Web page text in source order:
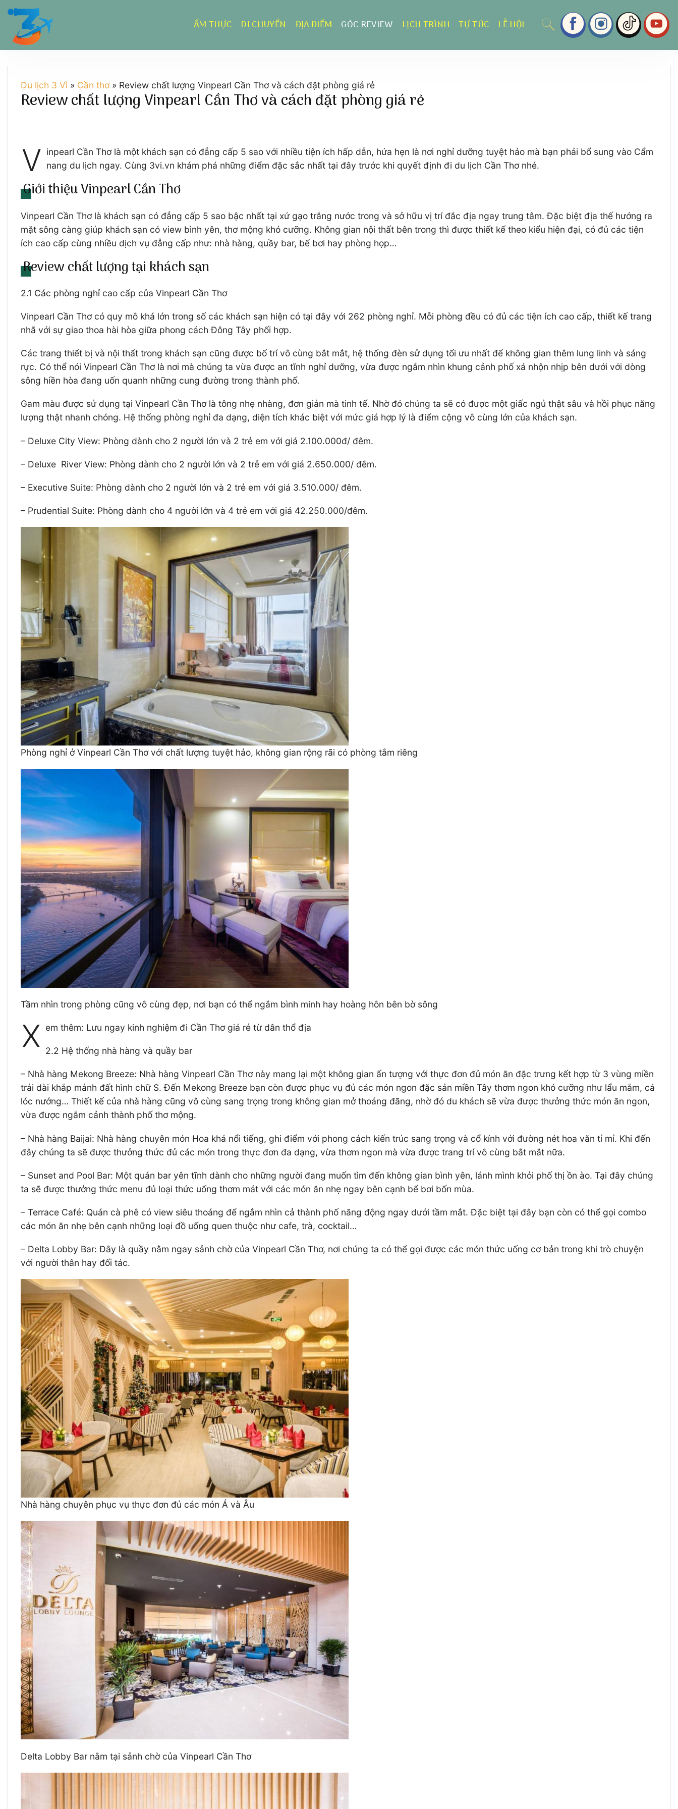
Chuyển
dung
ẨM THỰC DI CHUYỂN ĐỊA ĐIỂM GÓC REVIEW LỊCH TRÌNH TỰ TÚC LỄ HỘI
Du lịch 3 Vì » Cần thơ» Review chất lượng Vinpearl Cần Thơ và cách đặt phòng giá rẻ
Review chất lượng Vinpearl Cần Thơ và cách đặt phòng giá rẻ
V inpearl Cần Thơ là một khách sạn có đẳng cấp 5 sao với nhiều tiện ích hấp dẫn, hứa hẹn là nơi nghỉ dưỡng tuyệt hảo mà bạn phải bổ sung vào Cẩm
nang du lịch ngay. Cùng 3vi.vn khám phá những điểm đặc sắc nhất tại đây trước khi quyết định đi du lịch Cần Thơ nhé.
Giới thiệu Vinpearl Cần Thơ
Vinpearl Cần Thơ là khách sạn có đẳng cấp 5 sao bậc nhất tại xứ gạo trắng nước trong và sở hữu vị trí đắc địa ngay trung tâm. Đặc biệt địa thế hướng ra
mặt sông càng giúp khách sạn có view bình yên, thơ mộng khó cưỡng. Không gian nội thất bên trong thì được thiết kế theo kiểu hiện đại, có đủ các tiện
ích cao cấp cùng nhiều dịch vụ đẳng cấp như: nhà hàng, quầy bar, bể bơi hay phòng họp…
Review chất lượng tại khách sạn
2.1 Các phòng nghỉ cao cấp của Vinpearl Cần Thơ
Vinpearl Cần Thơ có quy mô khá lớn trong số các khách sạn hiện có tại đây với 262 phòng nghỉ. Mỗi phòng đều có đủ các tiện ích cao cấp, thiết kế trang
nhã với sự giao thoa hài hòa giữa phong cách Đông Tây phối hợp.
Các trang thiết bị và nội thất trong khách sạn cũng được bố trí vô cùng bắt mắt, hệ thống đèn sử dụng tối ưu nhất để không gian thêm lung linh và sáng
rực. Có thể nói Vinpearl Cần Thơ là nơi mà chúng ta vừa được an tĩnh nghỉ dưỡng, vừa được ngắm nhìn khung cảnh phố xá nhộn nhịp bên dưới với dòng
sông hiền hòa đang uốn quanh những cung đường trong thành phố.
Gam màu được sử dụng tại Vinpearl Cần Thơ là tông nhẹ nhàng, đơn giản mà tinh tế. Nhờ đó chúng ta sẽ có được một giấc ngủ thật sâu và hồi phục năng
lượng thật nhanh chóng. Hệ thống phòng nghỉ đa dạng, diện tích khác biệt với mức giá hợp lý là điểm cộng vô cùng lớn của khách sạn.
– Deluxe City View: Phòng dành cho 2 người lớn và 2 trẻ em với giá 2.100.000đ/ đêm.
– Deluxe River View: Phòng dành cho 2 người lớn và 2 trẻ em với giá 2.650.000/ đêm.
– Executive Suite: Phòng dành cho 2 người lớn và 2 trẻ em với giá 3.510.000/ đêm.
– Prudential Suite: Phòng dành cho 4 người lớn và 4 trẻ em với giá 42.250.000/đêm.
Phòng nghỉ ở Vinpearl Cần Thơ với chất lượng tuyệt hảo, không gian rộng rãi có phòng tắm riêng
Tầm nhìn trong phòng cũng vô cùng đẹp, nơi bạn có thể ngắm bình minh hay hoàng hôn bên bờ sông
X em thêm: Lưu ngay kinh nghiệm đi Cần Thơ giá rẻ từ dân thổ địa
2.2 Hệ thống nhà hàng và quầy bar
– Nhà hàng Mekong Breeze: Nhà hàng Vinpearl Cần Thơ này mang lại một không gian ấn tượng với thực đơn đủ món ăn đặc trưng kết hợp từ 3 vùng miền
trải dài khắp mảnh đất hình chữ S. Đến Mekong Breeze bạn còn được phục vụ đủ các món ngon đặc sản miền Tây thơm ngon khó cưỡng như lẩu mắm, cá
lóc nướng… Thiết kế của nhà hàng cũng vô cùng sang trọng trong không gian mở thoáng đãng, nhờ đó du khách sẽ vừa được thưởng thức món ăn ngon,
vừa được ngắm cảnh thành phố thơ mộng.
– Nhà hàng Baijai: Nhà hàng chuyên món Hoa khá nổi tiếng, ghi điểm với phong cách kiến trúc sang trọng và cổ kính với đường nét hoa văn tỉ mỉ. Khi đến
đây chúng ta sẽ được thưởng thức đủ các món trong thực đơn đa dạng, vừa thơm ngon mà vừa được trang trí vô cùng bắt mắt nữa.
– Sunset and Pool Bar: Một quán bar yên tĩnh dành cho những người đang muốn tìm đến không gian bình yên, lánh mình khỏi phố thị ồn ào. Tại đây chúng
ta sẽ được thưởng thức menu đủ loại thức uống thơm mát với các món ăn nhẹ ngay bên cạnh bể bơi bốn mùa.
– Terrace Café: Quán cà phê có view siêu thoáng để ngắm nhìn cả thành phố năng động ngay dưới tầm mắt. Đặc biệt tại đây bạn còn có thể gọi combo
các món ăn nhẹ bên cạnh những loại đồ uống quen thuộc như cafe, trà, cocktail…
– Delta Lobby Bar: Đây là quầy nằm ngay sảnh chờ của Vinpearl Cần Thơ, nơi chúng ta có thể gọi được các món thức uống cơ bản trong khi trò chuyện
với người thân hay đối tác.
Nhà hàng chuyên phục vụ thực đơn đủ các món Á và Âu
Delta Lobby Bar nằm tại sảnh chờ của Vinpearl Cần Thơ